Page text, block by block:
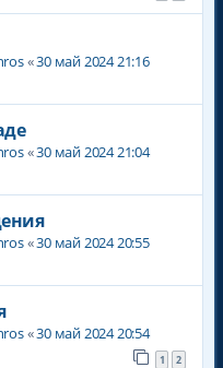
«30 май 2024 21:16
«30 май 2024 21:04
«30 май 2024 20:55
«30 май 2024 20:54
1 2